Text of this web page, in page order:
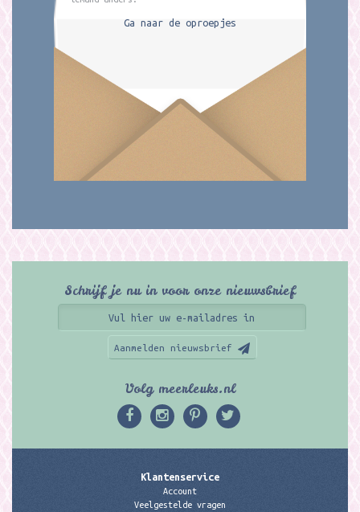
Ga naar de oproepjes
Schrijf je nu in voor onze nieuwsbrief
Aanmelden nieuwsbrief
Volg meerleuks.nl
Klantenservice
Account
Veelgestelde vragen